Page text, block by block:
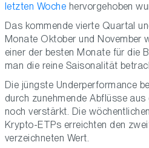
letzten Woche hervorgehoben
Das kommende vierte Quartal
Monate Oktober und November
einer der besten Monate für die
man die reine Saisonalität
Die jüngste Underperformance
durch zunehmende Abflüsse
noch verstärkt. Die
Krypto-ETPs erreichten den
verzeichneten Wert.